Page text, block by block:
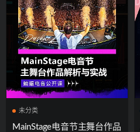
未分类
MainStage电音节主舞台作品